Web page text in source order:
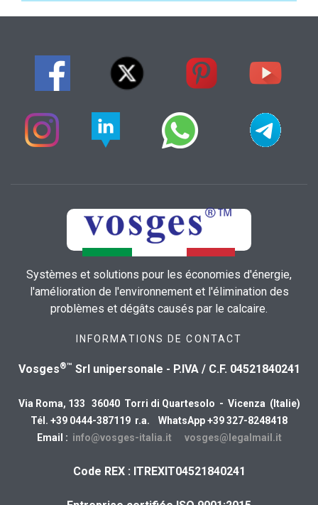
Systèmes et solutions pour les économies d'énergie,
l'amélioration de l'environnement et l'élimination des
problèmes et dégâts causés par le calcaire.
INFORMATIONS DE CONTACT
Vosges®™ Srl unipersonale - P.IVA / C.F. 04521840241
Via Roma, 133 36040 Torri di Quartesolo - Vicenza (Italie)
Tél. +39 0444-387119 r.a. WhatsApp +39 327-8248418
Email : info@vosges-italia.it vosges@legalmail.it
Code REX : ITREXIT04521840241